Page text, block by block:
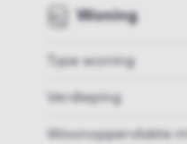
Woning
Type woning
Verdieping
Woonoppervlakte m²